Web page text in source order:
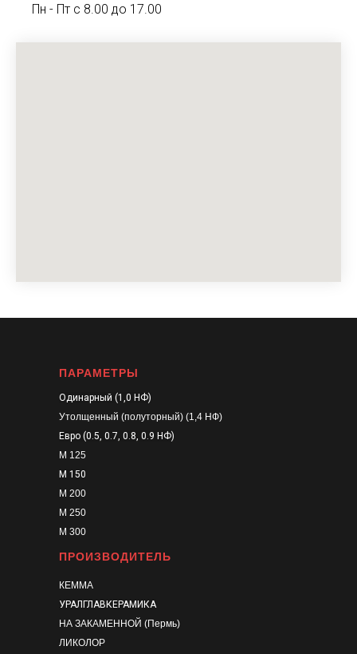
Пн - Пт с 8.00 до 17.00
ПАРАМЕТРЫ
Одинарный (1,0 НФ)
Утолщенный (полуторный) (1,4 НФ)
Евро (0.5, 0.7, 0.8, 0.9 НФ)
М 125
М 150
М 200
М 250
М 300
ПРОИЗВОДИТЕЛЬ
КЕММА
УРАЛГЛАВКЕРАМИКА
НА ЗАКАМЕННОЙ (Пермь)
ЛИКОЛОР